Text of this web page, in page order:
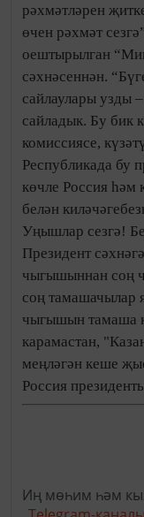
рәхмәтләрен
өчен рәхмәт
оештырылган
сәхнәсеннән.
сайлаулары узды
сайладык. Бу бик
комиссиясе,
Республикада бу
көчле Россия һәм
белән
Уңышлар сезгә!
Президент
чыгышыннан соң
соң тамашачылар
чыгышын тамаша
карамастан,
меңләгән кеше
Россия
Иң мөһим һәм